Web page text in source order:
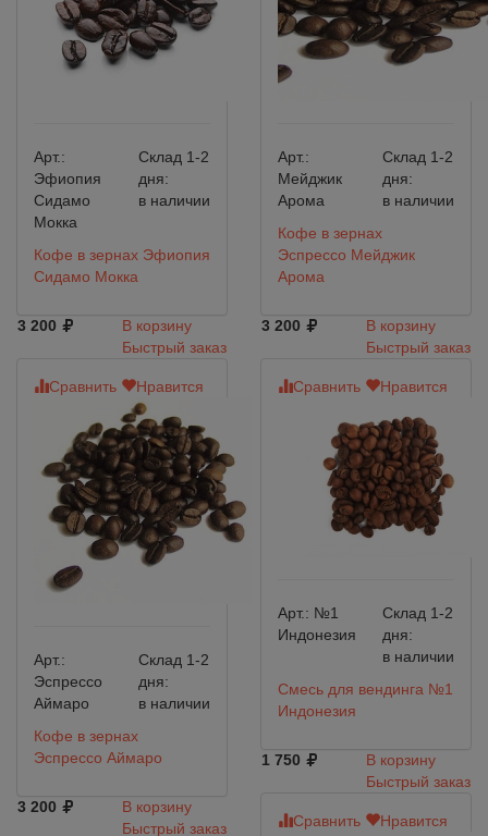
Арт.:
Эфиопия
Сидамо
Мокка
Склад 1-2
дня:
в наличии
Кофе в зернах Эфиопия
Сидамо Мокка
3 200
В корзину
Быстрый заказ
Арт.:
Мейджик
Арома
Склад 1-2
дня:
в наличии
Кофе в зернах
Эспрессо Мейджик
Арома
3 200
В корзину
Быстрый заказ
Сравнить Нравится
Арт.:
Эспрессо
Аймаро
Склад 1-2
дня:
в наличии
Кофе в зернах
Эспрессо Аймаро
3 200
В корзину
Быстрый заказ
Сравнить Нравится
Арт.: №1
Индонезия
Склад 1-2
дня:
в наличии
Смесь для вендинга №1
Индонезия
1 750
В корзину
Быстрый заказ
Сравнить Нравится